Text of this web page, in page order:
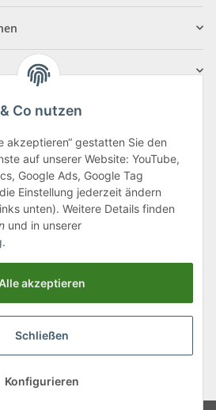
bis 16:30 Uhr
zzgl.Versand, zzgl.
Co nutzen
akzeptieren“ gestatten Sie den
auf unserer Website: YouTube,
Google Ads, Google Tag
Einstellung jederzeit ändern
unten). Weitere Details finden
und in unserer
.
akzeptieren
Schließen
Konfigurieren